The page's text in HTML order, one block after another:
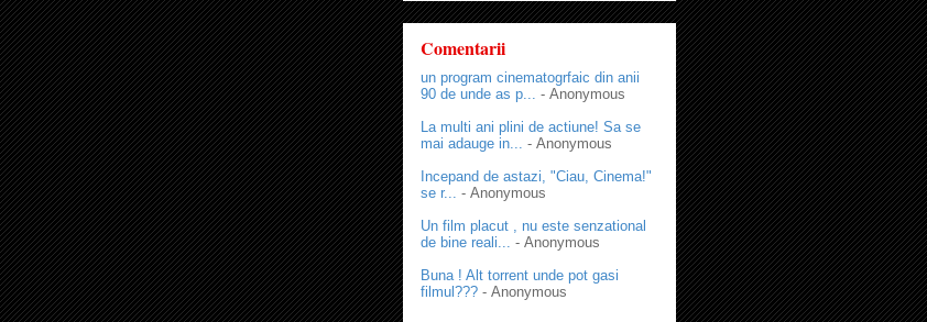
Comentarii
un program cinematogrfaic din anii
90 de unde as p... - Anonymous
La multi ani plini de actiune! Sa se
mai adauge in... - Anonymous
Incepand de astazi, "Ciau, Cinema!"
se r... - Anonymous
Un film placut , nu este senzational
de bine reali... - Anonymous
Buna ! Alt torrent unde pot gasi
filmul??? - Anonymous